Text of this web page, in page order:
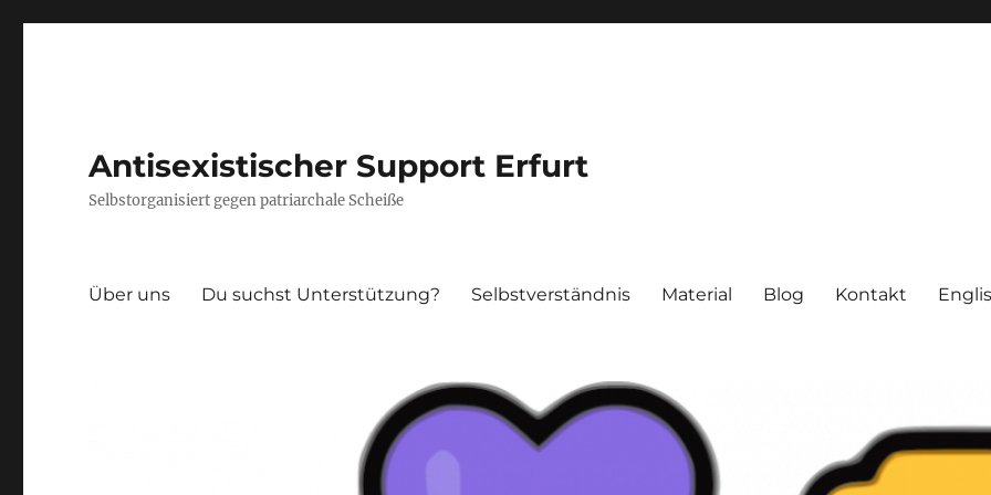
Antisexistischer Support Erfurt
Selbstorganisiert gegen patriarchale Scheiße
Über uns Du suchst Unterstützung? Selbstverständnis Material Blog Kontakt